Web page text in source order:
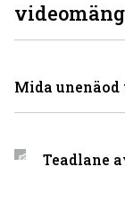
Mida unenäod
Teadlane